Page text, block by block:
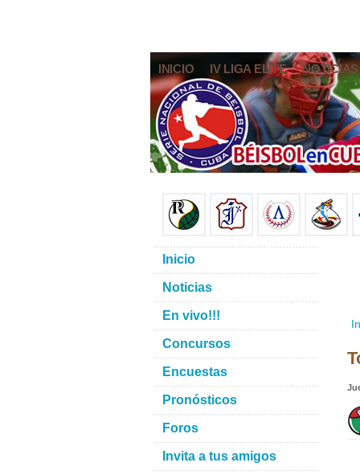
INICIO IV LIGA ELITE NOTICIAS
Inicio
Noticias
En vivo!!!
Concursos
Encuestas
Pronósticos
Foros
Invita a tus amigos